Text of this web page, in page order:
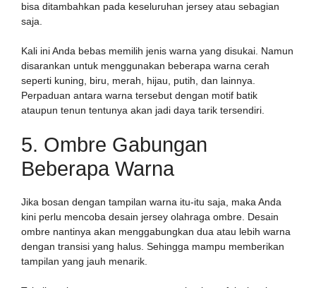
bisa ditambahkan pada keseluruhan jersey atau sebagian
saja.
Kali ini Anda bebas memilih jenis warna yang disukai. Namun
disarankan untuk menggunakan beberapa warna cerah
seperti kuning, biru, merah, hijau, putih, dan lainnya.
Perpaduan antara warna tersebut dengan motif batik
ataupun tenun tentunya akan jadi daya tarik tersendiri.
5. Ombre Gabungan
Beberapa Warna
Jika bosan dengan tampilan warna itu-itu saja, maka Anda
kini perlu mencoba desain jersey olahraga ombre. Desain
ombre nantinya akan menggabungkan dua atau lebih warna
dengan transisi yang halus. Sehingga mampu memberikan
tampilan yang jauh menarik.